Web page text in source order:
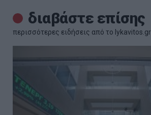
διαβάστε επίσης
περισσότερες ειδήσεις από το lykavitos.gr